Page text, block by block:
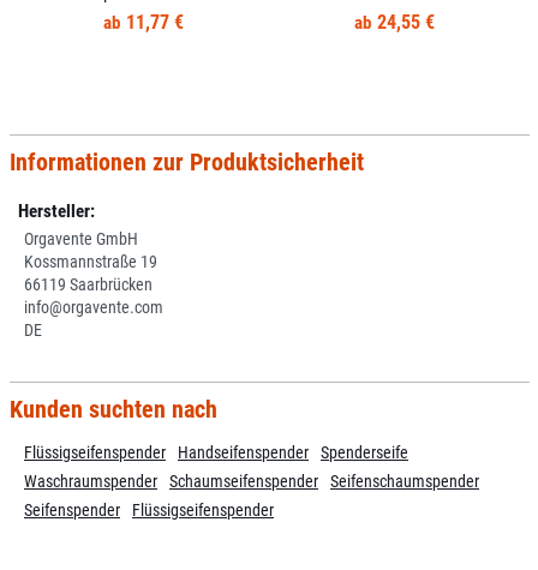
11,77 € 24,55 €
Informationen zur Produktsicherheit
Hersteller:
Orgavente GmbH
Kossmannstraße 19
66119 Saarbrücken
info@orgavente.com
DE
Kunden suchten nach
Flüssigseifenspender Handseifenspender
Spenderseife
Waschraumspender
Schaumseifenspender
Seifenschaumspender
Seifenspender
Flüssigseifenspender